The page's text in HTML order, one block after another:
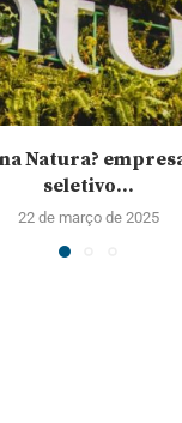
Natura?
seletivo...
22 de março de 2025